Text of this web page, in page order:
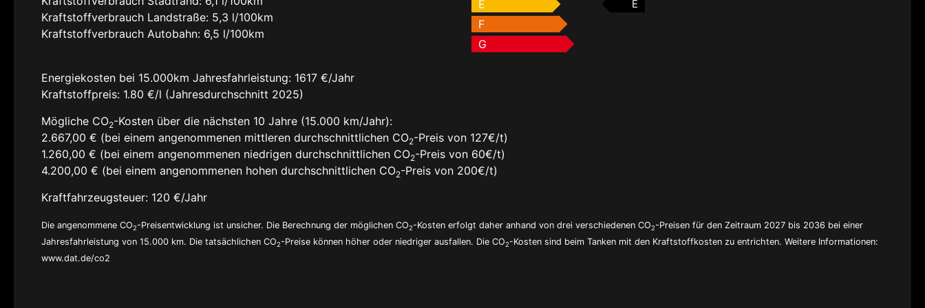
Kraftstoffverbrauch Landstraße: 5,3 l/100km
Kraftstoffverbrauch Autobahn: 6,5 l/100km
E
E
F
G
Energiekosten bei 15.000km Jahresfahrleistung: 1617 €/Jahr
Kraftstoffpreis: 1.80 €/l (Jahresdurchschnitt 2025)
Mögliche CO2-Kosten über die nächsten 10 Jahre (15.000 km/Jahr):
2.667,00 € (bei einem angenommenen mittleren durchschnittlichen CO2-Preis von 127€/t)
1.260,00 € (bei einem angenommenen niedrigen durchschnittlichen CO2-Preis von 60€/t)
4.200,00 € (bei einem angenommenen hohen durchschnittlichen CO2-Preis von 200€/t)
Kraftfahrzeugsteuer: 120 €/Jahr
Die angenommene CO2-Preisentwicklung ist unsicher. Die Berechnung der möglichen CO2-Kosten erfolgt daher anhand von drei verschiedenen CO2-Preisen für den Zeitraum 2027 bis 2036 bei einer
Jahresfahrleistung von 15.000 km. Die tatsächlichen CO2-Preise können höher oder niedriger ausfallen. Die CO2-Kosten sind beim Tanken mit den Kraftstoffkosten zu entrichten. Weitere Informationen:
www.dat.de/co2